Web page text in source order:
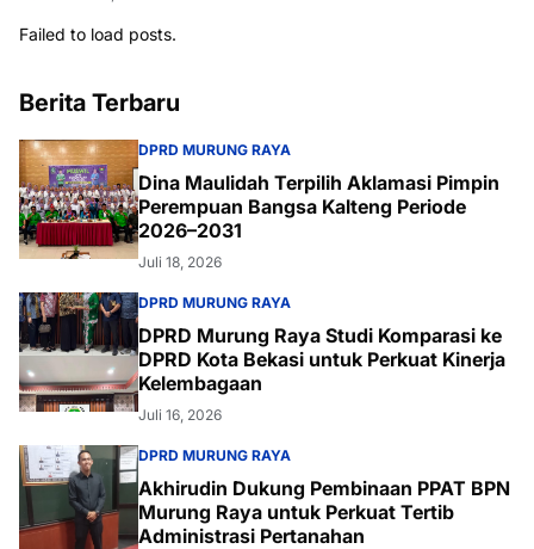
Failed to load posts.
Berita Terbaru
DPRD MURUNG RAYA
Dina Maulidah Terpilih Aklamasi Pimpin
Perempuan Bangsa Kalteng Periode
2026–2031
Juli 18, 2026
DPRD MURUNG RAYA
DPRD Murung Raya Studi Komparasi ke
DPRD Kota Bekasi untuk Perkuat Kinerja
Kelembagaan
Juli 16, 2026
DPRD MURUNG RAYA
Akhirudin Dukung Pembinaan PPAT BPN
Murung Raya untuk Perkuat Tertib
Administrasi Pertanahan